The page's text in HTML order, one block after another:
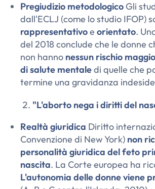
Pregiudizio metodologico Gli
dall'ECLJ (come lo studio IFOP)
rappresentativoe orientato.
del 2018 conclude che le donne
non hanno nessun rischio
di salute mentaledi quelle che
termine una gravidanza
"L'aborto nega i diritti del
Realtà giuridica Diritto
Convenzione di New York) non
personalità giuridica del feto
nascita. La Corte europea ha
L'autonomia delle donne viene